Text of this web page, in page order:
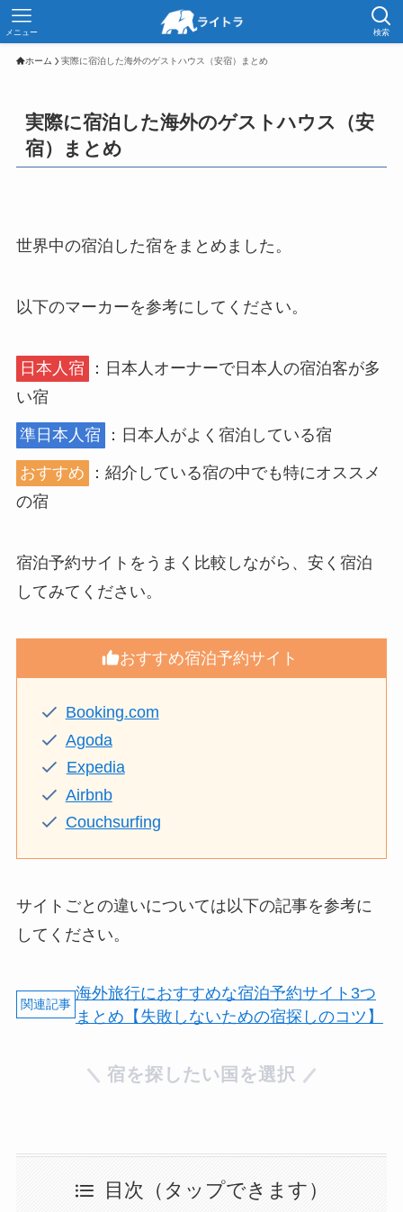
検索
メニュー
ホーム 実際に宿泊した海外のゲストハウス（安宿）まとめ
実際に宿泊した海外のゲストハウス（安
宿）まとめ
世界中の宿泊した宿をまとめました。
以下のマーカーを参考にしてください。
日本人宿
：日本人オーナーで日本人の宿泊客が多
い宿
準日本人宿 ：日本人がよく宿泊している宿
おすすめ
：紹介している宿の中でも特にオススメ
の宿
宿泊予約サイトをうまく比較しながら、安く宿泊
してみてください。
おすすめ宿泊予約サイト
Booking.com
Agoda
Expedia
Airbnb
Couchsurfing
サイトごとの違いについては以下の記事を参考に
してください。
海外旅行におすすめな宿泊予約サイト3つ
まとめ【失敗しないための宿探しのコツ】
宿を探したい国を選択
目次